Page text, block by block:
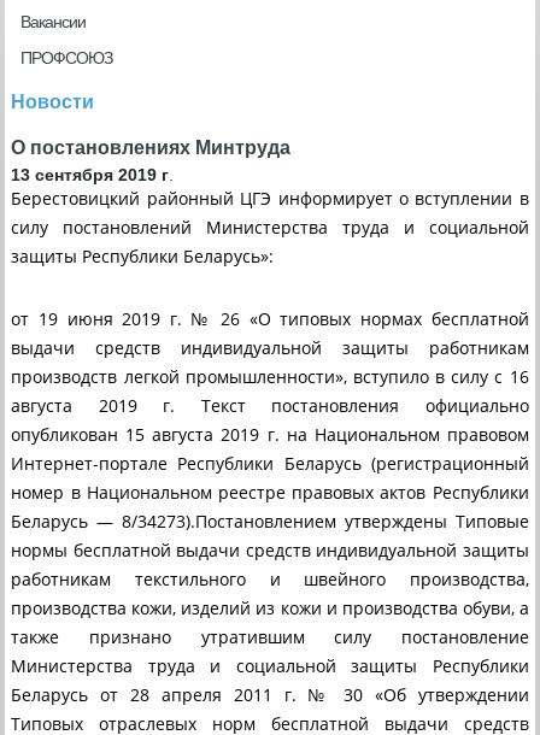
Вакансии
ПРОФСОЮЗ
Новости
О постановлениях Минтруда
13 сентября 2019 г.
Берестовицкий районный ЦГЭ информирует о вступлении в
силу постановлений Министерства труда и социальной
защиты Республики Беларусь»:
от 19 июня 2019 г. № 26 «О типовых нормах бесплатной
выдачи средств индивидуальной защиты работникам
производств легкой промышленности», вступило в силу с 16
августа 2019 г. Текст постановления официально
опубликован 15 августа 2019 г. на Национальном правовом
Интернет-портале Республики Беларусь (регистрационный
номер в Национальном реестре правовых актов Республики
Беларусь — 8/34273).Постановлением утверждены Типовые
нормы бесплатной выдачи средств индивидуальной защиты
работникам текстильного и швейного производства,
производства кожи, изделий из кожи и производства обуви, а
также признано утратившим силу постановление
Министерства труда и социальной защиты Республики
Беларусь от 28 апреля 2011 г. № 30 «Об утверждении
Типовых отраслевых норм бесплатной выдачи средств